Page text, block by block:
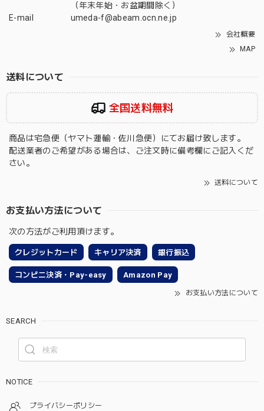
（年末年始・お盆期間除く）
E-mail
umeda-f@abeam.ocn.ne.jp
会社概要
MAP
送料について
全国送料無料
商品は宅急便（ヤマト運輸・佐川急便）にてお届け致します。
配送業者のご希望がある場合は、ご注文時に備考欄にご記入くだ
さい。
送料について
お支払い方法について
次の方法がご利用頂けます。
クレジットカード キャリア決済 銀行振込
コンビニ決済・Pay-easy Amazon Pay
お支払い方法について
SEARCH
NOTICE
プライバシーポリシー